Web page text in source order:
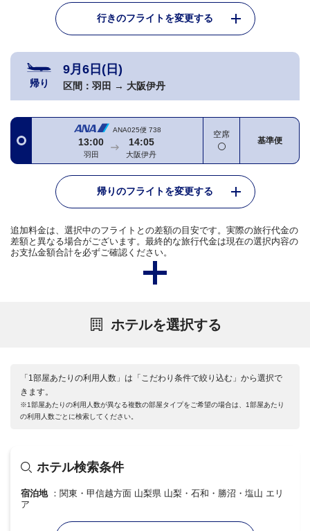
行きのフライトを変更する
帰り
9月6日(日)
区間： 羽田 → 大阪伊丹
ANA025便 738
13:00
羽田
14:05
大阪伊丹
空席
基準便
帰りのフライトを変更する
追加料金は、選択中のフライトとの差額の目安です。実際の旅行代金の
差額と異なる場合がございます。最終的な旅行代金は現在の選択内容の
お支払金額合計を必ずご確認ください。
ホテルを選択する
「1部屋あたりの利用人数」は「こだわり条件で絞り込む」から選択で
きます。
※1部屋あたりの利用人数が異なる複数の部屋タイプをご希望の場合は、1部屋あたり
の利用人数ごとに検索してください。
ホテル検索条件
宿泊地
関東・甲信越方面 山梨県 山梨・石和・勝沼・塩山 エリ
ア